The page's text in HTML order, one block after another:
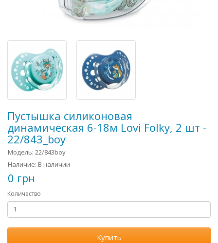
Пустышка силиконовая
динамическая 6-18м Lovi Folky, 2 шт -
22/843_boy
Модель: 22/843boy
Наличие: В наличии
0 грн
Количество
Купить